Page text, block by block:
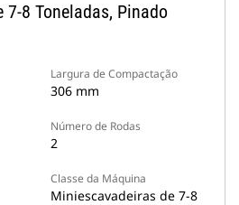
8 Toneladas, Pinado
Largura de Compactação
306 mm
Número de Rodas
2
Classe da Máquina
Miniescavadeiras de 7-8